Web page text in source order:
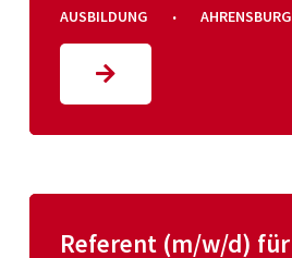
AUSBILDUNG · AHRENSBURG
Referent (m/w/d) für